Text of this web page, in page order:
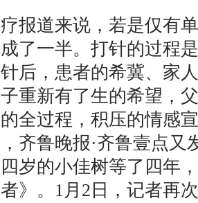
道来说，若是仅有单
了一半。打针的过程
后，患者的希冀、家
重新有了生的希望，
全过程，积压的情感
齐鲁晚报·齐鲁壹点又
四岁的小佳树等了四年
》。1月2日，记者再